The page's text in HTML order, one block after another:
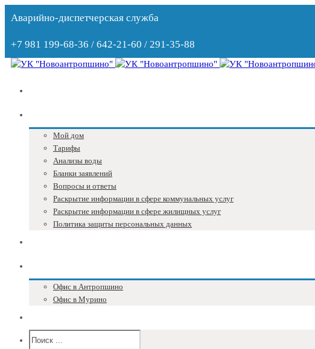
Аварийно-диспетчерская служба
+7 981 199-68-36 / 642-21-60 / 291-35-88
Мой дом
Тарифы
Анализы воды
Бланки заявлений
Вопросы и ответы
Раскрытие информации в сфере коммунальных услуг
Раскрытие информации в сфере жилищных услуг
Политика защиты персональных данных
Офис в Антропшино
Офис в Мурино